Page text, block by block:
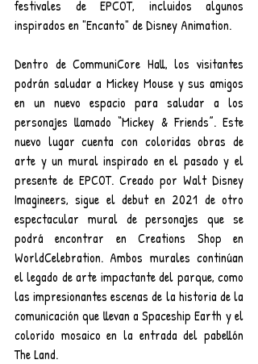
festivales de EPCOT, incluidos algunos
inspirados en "Encanto" de Disney Animation.
Dentro de CommuniCore Hall, los visitantes
podrán saludar a Mickey Mouse y sus amigos
en un nuevo espacio para saludar a los
personajes llamado “Mickey & Friends”. Este
nuevo lugar cuenta con coloridas obras de
arte y un mural inspirado en el pasado y el
presente de EPCOT. Creado por Walt Disney
Imagineers, sigue el debut en 2021 de otro
espectacular mural de personajes que se
podrá encontrar en Creations Shop en
WorldCelebration. Ambos murales continúan
el legado de arte impactante del parque, como
las impresionantes escenas de la historia de la
comunicación que llevan a Spaceship Earth y el
colorido mosaico en la entrada del pabellón
The Land.